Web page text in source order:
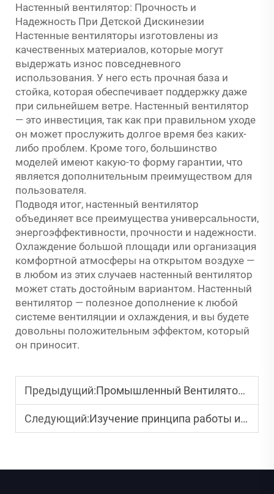
Настенный вентилятор: Прочность и
Надежность При Детской Дискинезии
Настенные вентиляторы изготовлены из
качественных материалов, которые могут
выдержать износ повседневного
использования. У него есть прочная база и
стойка, которая обеспечивает поддержку даже
при сильнейшем ветре. Настенный вентилятор
— это инвестиция, так как при правильном уходе
он может прослужить долгое время без каких-
либо проблем. Кроме того, большинство
моделей имеют какую-то форму гарантии, что
является дополнительным преимуществом для
пользователя.
Подводя итог, настенный вентилятор
объединяет все преимущества универсальности,
энергоэффективности, прочности и надежности.
Охлаждение большой площади или организация
комфортной атмосферы на открытом воздухе —
в любом из этих случаев настенный вентилятор
может стать достойным вариантом. Настенный
вентилятор — полезное дополнение к любой
системе вентиляции и охлаждения, и вы будете
довольны положительным эффектом, который
он приносит.
Предыдущий:Промышленный Вентилятор Мощный Инструмент для Поддержки Промышленного Производства
Следующий:Изучение принципа работы и преимуществ HVLS вентилятора